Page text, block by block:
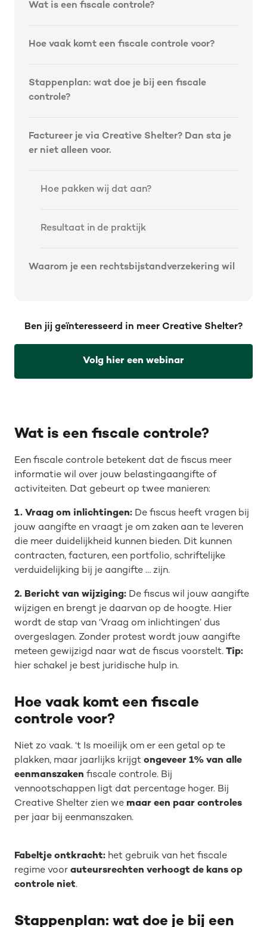
Wat is een fiscale controle?
Een fiscale controle betekent dat de fiscus meer
informatie wil over jouw belastingaangifte of
activiteiten. Dat gebeurt op twee manieren:
1. Vraag om inlichtingen: De fiscus heeft vragen bij
jouw aangifte en vraagt je om zaken aan te leveren
die meer duidelijkheid kunnen bieden. Dit kunnen
contracten, facturen, een portfolio, schriftelijke
verduidelijking bij je aangifte … zijn.
2. Bericht van wijziging: De fiscus wil jouw aangifte
wijzigen en brengt je daarvan op de hoogte. Hier
wordt de stap van ‘Vraag om inlichtingen’ dus
overgeslagen. Zonder protest wordt jouw aangifte
meteen gewijzigd naar wat de fiscus voorstelt. Tip:
hier schakel je best juridische hulp in.
Hoe vaak komt een fiscale
controle voor?
Niet zo vaak. ‘t Is moeilijk om er een getal op te
plakken, maar jaarlijks krijgt ongeveer 1% van alle
eenmanszaken fiscale controle. Bij
vennootschappen ligt dat percentage hoger. Bij
Creative Shelter zien we maar een paar controles
per jaar bij eenmanszaken.
Fabeltje ontkracht: het gebruik van het fiscale
regime voor auteursrechten verhoogt de kans op
controle niet.
Stappenplan: wat doe je bij een
‍Wat is een fiscale controle?
Hoe vaak komt een fiscale controle voor?
Stappenplan: wat doe je bij een fiscale
controle?
Factureer je via Creative Shelter? Dan sta je
er niet alleen voor.
Hoe pakken wij dat aan?
Resultaat in de praktijk
Waarom je een rechtsbijstandverzekering wil
Ben jij geïnteresseerd in meer Creative Shelter?
Volg hier een webinar